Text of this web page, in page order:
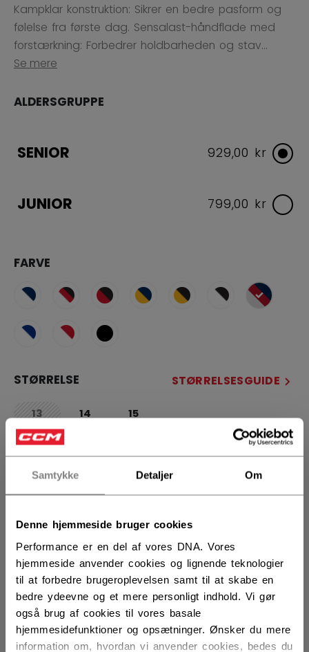
Samtykke Detaljer Om
Denne hjemmeside bruger cookies
Performance er en del af vores DNA. Vores
hjemmeside anvender cookies og lignende teknologier
til at forbedre brugeroplevelsen samt til at skabe en
bedre ydeevne og et mere personligt indhold. Vi gør
også brug af cookies til vores basale
hjemmesidefunktioner og opsætninger. Ønsker du mere
information om, hvordan vi anvender cookies, bedes du
Kampklar konstruktion: Sikrer en bedre pasform og
følelse fra første dag. Sensalast-håndflade med
forstærkning: Forbedrer holdbarheden og stav...
Se mere
ALDERSGRUPPE
SENIOR 929,00 kr
JUNIOR 799,00 kr
FARVE
selected
STØRRELSE STØRRELSESGUIDE
13not.available
14 15
ANTAL
FIND I BUTIK
Leveringsvilkår
ÅBN SOCIALE